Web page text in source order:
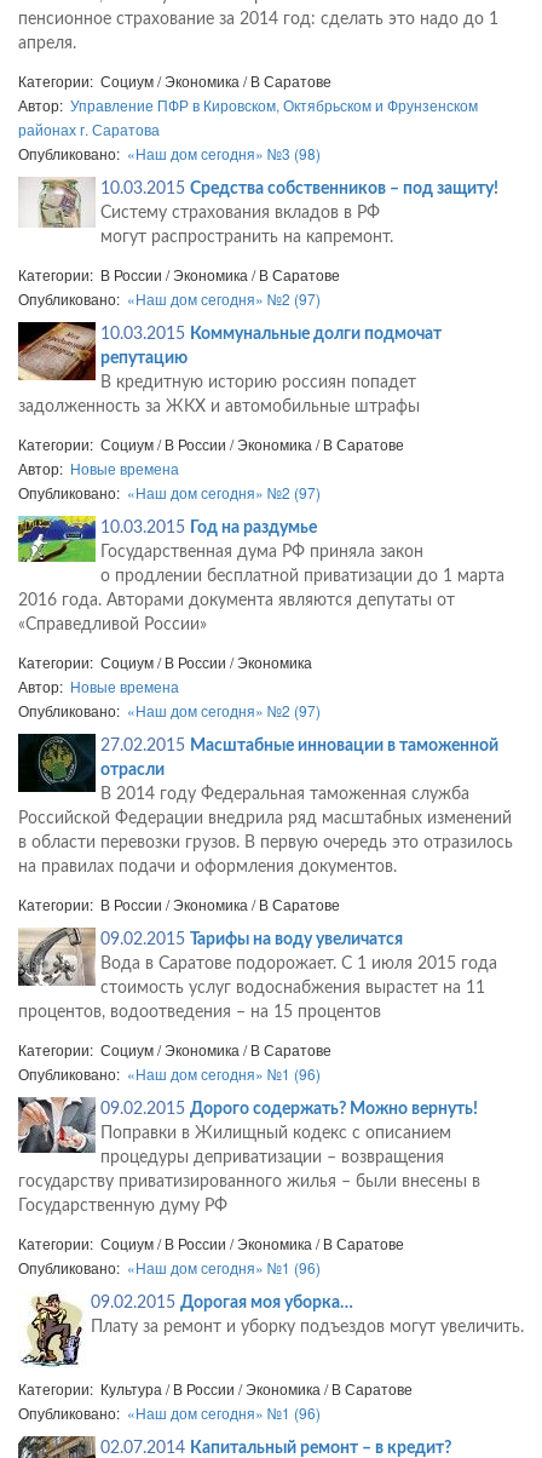
пенсионное страхование за 2014 год: сделать это надо до 1
апреля.
Категории: Социум / Экономика / В Саратове
Автор: Управление ПФР в Кировском, Октябрьском и Фрунзенском
районах г. Саратова
Опубликовано: «Наш дом сегодня» №3 (98)
10.03.2015 Средства собственников – под защиту!
Систему страхования вкладов в РФ
могут распространить на капремонт.
Категории: В России / Экономика / В Саратове
Опубликовано: «Наш дом сегодня» №2 (97)
10.03.2015 Коммунальные долги подмочат
репутацию
В кредитную историю россиян попадет
задолженность за ЖКХ и автомобильные штрафы
Категории: Социум / В России / Экономика / В Саратове
Автор: Новые времена
Опубликовано: «Наш дом сегодня» №2 (97)
10.03.2015
Год на раздумье
Государственная дума РФ приняла закон
о продлении бесплатной приватизации до 1 марта
2016 года. Авторами документа являются депутаты от
«Справедливой России»
Категории: Социум / В России / Экономика
Автор: Новые времена
Опубликовано: «Наш дом сегодня» №2 (97)
27.02.2015 Масштабные инновации в таможенной
отрасли
В 2014 году Федеральная таможенная служба
Российской Федерации внедрила ряд масштабных изменений
в области перевозки грузов. В первую очередь это отразилось
на правилах подачи и оформления документов.
Категории: В России / Экономика / В Саратове
09.02.2015
Тарифы на воду увеличатся
Вода в Саратове подорожает. С 1 июля 2015 года
стоимость услуг водоснабжения вырастет на 11
процентов, водоотведения – на 15 процентов
Категории: Социум / Экономика / В Саратове
Опубликовано: «Наш дом сегодня» №1 (96)
09.02.2015 Дорого содержать? Можно вернуть!
Поправки в Жилищный кодекс с описанием
процедуры деприватизации – возвращения
государству приватизированного жилья – были внесены в
Государственную думу РФ
Категории: Социум / В России / Экономика / В Саратове
Опубликовано: «Наш дом сегодня» №1 (96)
09.02.2015 Дорогая моя уборка…
Плату за ремонт и уборку подъездов могут увеличить.
Категории: Культура / В России / Экономика / В Саратове
Опубликовано: «Наш дом сегодня» №1 (96)
02.07.2014 Капитальный ремонт – в кредит?